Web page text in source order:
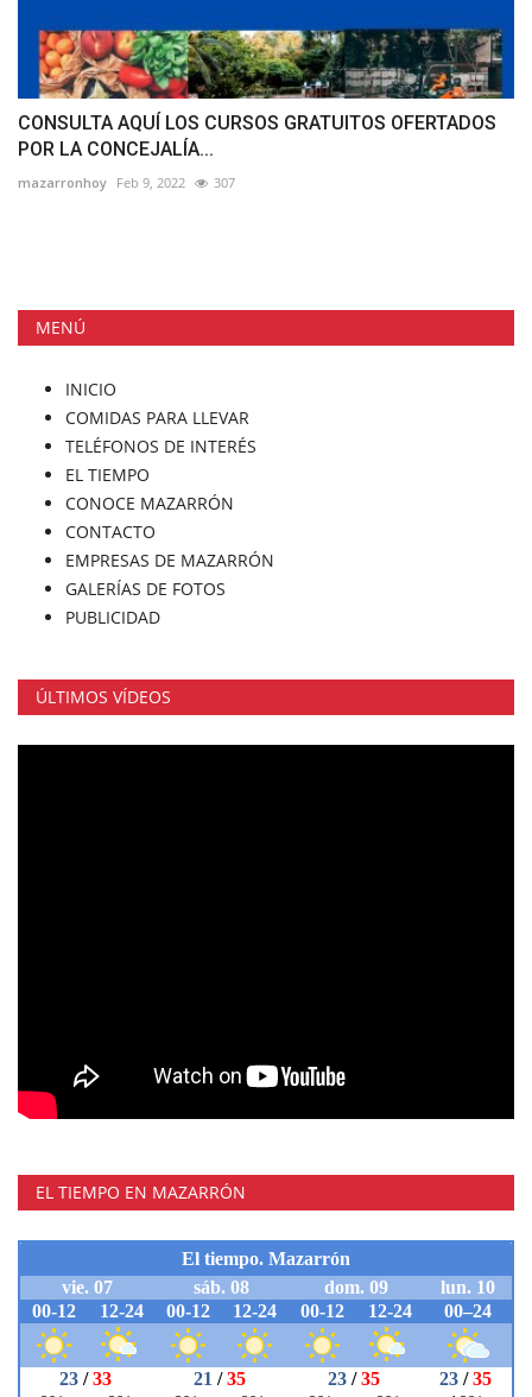
CONSULTA AQUÍ LOS CURSOS GRATUITOS OFERTADOS
POR LA CONCEJALÍA...
mazarronhoy Feb 9, 2022 307
MENÚ
INICIO
COMIDAS PARA LLEVAR
TELÉFONOS DE INTERÉS
EL TIEMPO
CONOCE MAZARRÓN
CONTACTO
EMPRESAS DE MAZARRÓN
GALERÍAS DE FOTOS
PUBLICIDAD
ÚLTIMOS VÍDEOS
EL TIEMPO EN MAZARRÓN